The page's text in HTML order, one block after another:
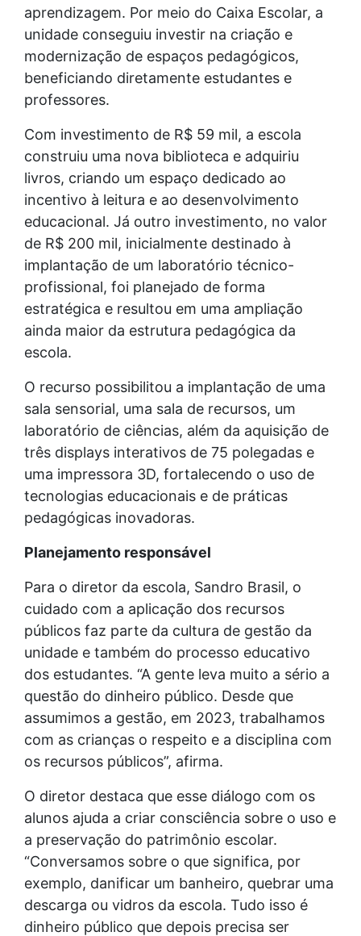
aprendizagem. Por meio do Caixa Escolar, a
unidade conseguiu investir na criação e
modernização de espaços pedagógicos,
beneficiando diretamente estudantes e
professores.
Com investimento de R$ 59 mil, a escola
construiu uma nova biblioteca e adquiriu
livros, criando um espaço dedicado ao
incentivo à leitura e ao desenvolvimento
educacional. Já outro investimento, no valor
de R$ 200 mil, inicialmente destinado à
implantação de um laboratório técnico-
profissional, foi planejado de forma
estratégica e resultou em uma ampliação
ainda maior da estrutura pedagógica da
escola.
O recurso possibilitou a implantação de uma
sala sensorial, uma sala de recursos, um
laboratório de ciências, além da aquisição de
três displays interativos de 75 polegadas e
uma impressora 3D, fortalecendo o uso de
tecnologias educacionais e de práticas
pedagógicas inovadoras.
Planejamento responsável
Para o diretor da escola, Sandro Brasil, o
cuidado com a aplicação dos recursos
públicos faz parte da cultura de gestão da
unidade e também do processo educativo
dos estudantes. “A gente leva muito a sério a
questão do dinheiro público. Desde que
assumimos a gestão, em 2023, trabalhamos
com as crianças o respeito e a disciplina com
os recursos públicos”, afirma.
O diretor destaca que esse diálogo com os
alunos ajuda a criar consciência sobre o uso e
a preservação do patrimônio escolar.
“Conversamos sobre o que significa, por
exemplo, danificar um banheiro, quebrar uma
descarga ou vidros da escola. Tudo isso é
dinheiro público que depois precisa ser